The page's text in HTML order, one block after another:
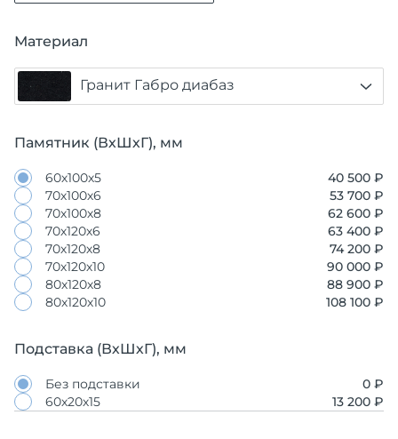
Материал
Гранит Габро диабаз
Памятник (ВхШхГ), мм
60х100х5
40 500 ₽
70х100х6
53 700 ₽
70х100х8
62 600 ₽
70х120х6
63 400 ₽
70х120х8
74 200 ₽
70х120х10
90 000 ₽
80х120х8
88 900 ₽
80х120х10
108 100 ₽
Подставка (ВхШхГ), мм
Без подставки
0 ₽
60х20х15
13 200 ₽